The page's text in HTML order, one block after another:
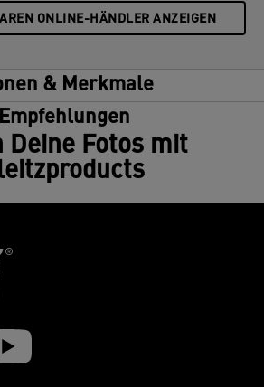
Aufbewahrungsbox ist die
für Ihr Zuhause oder Ihr Büro,
Tag entspannt und produktiv
ONLINE-HÄNDLER ANZEIGEN
& Merkmale
Deine Fotos mit